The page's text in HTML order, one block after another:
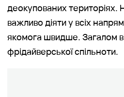
деокупованих
важливо діяти у всіх
якомога швидше. Загалом
фрідайверської спільноти.